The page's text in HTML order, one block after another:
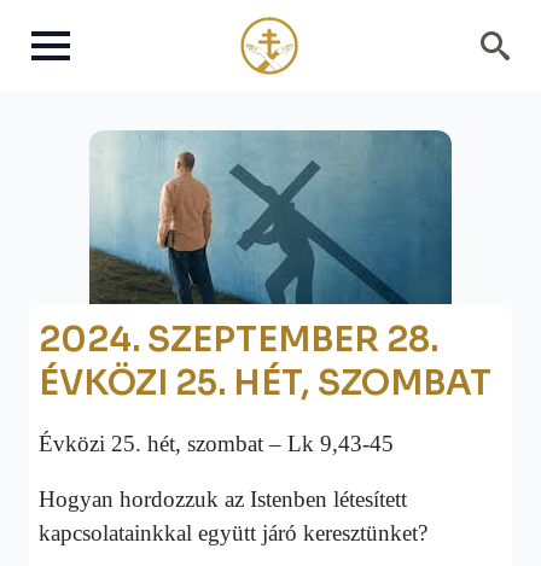
2024. SZEPTEMBER 28.
ÉVKÖZI 25. HÉT, SZOMBAT
Évközi 25. hét, szombat – Lk 9,43-45
Hogyan hordozzuk az Istenben létesített
kapcsolatainkkal együtt járó keresztünket?